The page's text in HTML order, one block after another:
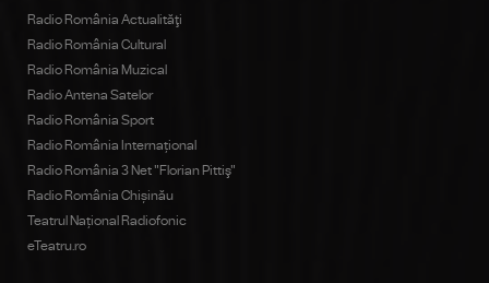
Radio România Actualităţi
Radio România Cultural
Radio România Muzical
Radio Antena Satelor
Radio România Sport
Radio România Internațional
Radio România 3 Net "Florian Pittiş"
Radio România Chișinău
Teatrul Național Radiofonic
eTeatru.ro